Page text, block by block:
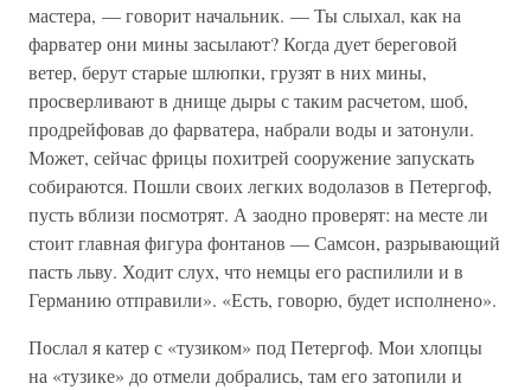
мастера, — говорит начальник. — Ты слыхал, как на
фарватер они мины засылают? Когда дует береговой
ветер, берут старые шлюпки, грузят в них мины,
просверливают в днище дыры с таким расчетом, шоб,
продрейфовав до фарватера, набрали воды и затонули.
Может, сейчас фрицы похитрей сооружение запускать
собираются. Пошли своих легких водолазов в Петергоф,
пусть вблизи посмотрят. А заодно проверят: на месте ли
стоит главная фигура фонтанов — Самсон, разрывающий
пасть льву. Ходит слух, что немцы его распилили и в
Германию отправили». «Есть, говорю, будет исполнено».
Послал я катер с «тузиком» под Петергоф. Мои хлопцы
на «тузике» до отмели добрались, там его затопили и